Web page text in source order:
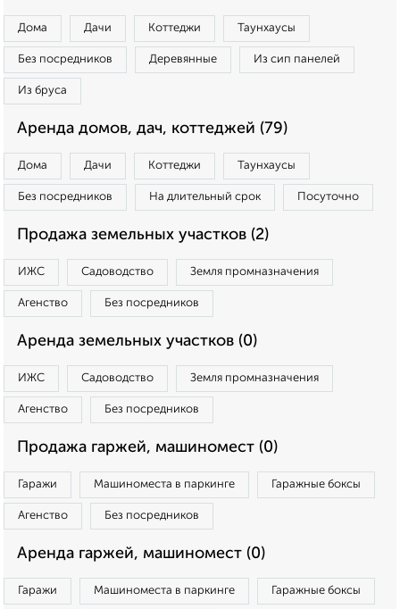
Дома Дачи Коттеджи Таунхаусы
Без посредников Деревянные Из сип панелей
Из бруса
Аренда домов, дач, коттеджей (79)
Дома Дачи Коттеджи Таунхаусы
Без посредников На длительный срок Посуточно
Продажа земельных участков (2)
ИЖС Садоводство Земля промназначения
Агенство Без посредников
Аренда земельных участков (0)
ИЖС Садоводство Земля промназначения
Агенство Без посредников
Продажа гаржей, машиномест (0)
Гаражи Машиноместа в паркинге Гаражные боксы
Агенство Без посредников
Аренда гаржей, машиномест (0)
Гаражи Машиноместа в паркинге Гаражные боксы